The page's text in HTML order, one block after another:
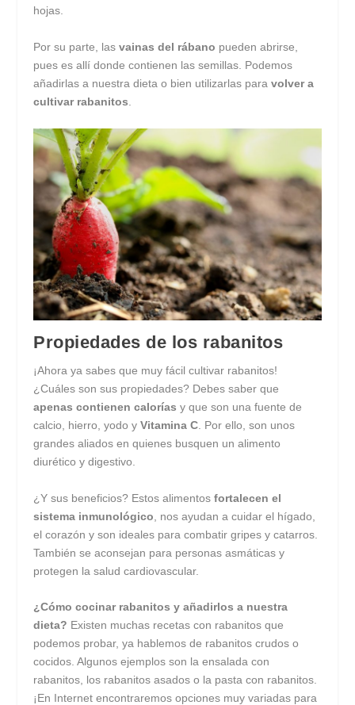
hojas.
Por su parte, lasvainas del rábano pueden abrirse,
pues es allí donde contienen las semillas. Podemos
añadirlas a nuestra dieta o bien utilizarlas paravolver a
cultivar rabanitos
Propiedades de los rabanitos
¡Ahora ya sabes que muy fácil cultivar rabanitos!
¿Cuáles son sus propiedades? Debes saber que
apenas contienen calorías y que son una fuente de
calcio, hierro, yodo yVitamina C . Por ello, son unos
grandes aliados en quienes busquen un alimento
diurético y digestivo.
¿Y sus beneficios? Estos alimentosfortalecen el
sistema inmunológico , nos ayudan a cuidar el hígado,
el corazón y son ideales para combatir gripes y catarros.
También se aconsejan para personas asmáticas y
protegen la salud cardiovascular.
¿Cómo cocinar rabanitos y añadirlos a nuestra
dieta? Existen muchas recetas con rabanitos que
podemos probar, ya hablemos de rabanitos crudos o
cocidos. Algunos ejemplos son la ensalada con
rabanitos, los rabanitos asados o la pasta con rabanitos.
¡En Internet encontraremos opciones muy variadas para